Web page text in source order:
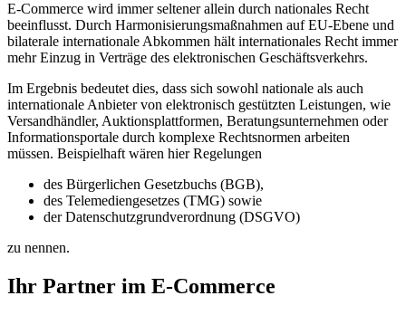
E-Commerce wird immer seltener allein durch nationales Recht
beeinflusst. Durch Harmonisierungsmaßnahmen auf EU-Ebene und
bilaterale internationale Abkommen hält internationales Recht immer
mehr Einzug in Verträge des elektronischen Geschäftsverkehrs.
Im Ergebnis bedeutet dies, dass sich sowohl nationale als auch
internationale Anbieter von elektronisch gestützten Leistungen, wie
Versandhändler, Auktionsplattformen, Beratungsunternehmen oder
Informationsportale durch komplexe Rechtsnormen arbeiten
müssen. Beispielhaft wären hier Regelungen
des Bürgerlichen Gesetzbuchs (BGB),
des Telemediengesetzes (TMG) sowie
der Datenschutzgrundverordnung (DSGVO)
zu nennen.
Ihr Partner im E-Commerce